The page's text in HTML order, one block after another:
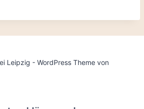
Leipzig - WordPress Theme von